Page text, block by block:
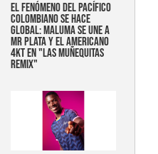
EL FENÓMENO DEL PACÍFICO
COLOMBIANO SE HACE
GLOBAL: MALUMA SE UNE A
MR PLATA Y EL AMERICANO
4KT EN "LAS MUÑEQUITAS
REMIX"